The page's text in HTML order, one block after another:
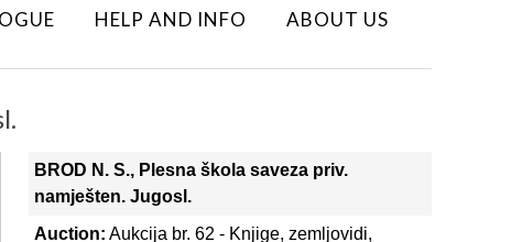
HELP AND INFO
ABOUT US
BROD N. S., Plesna škola saveza priv.
namješten. Jugosl.
Auction: Aukcija br. 62 - Knjige, zemljovidi,